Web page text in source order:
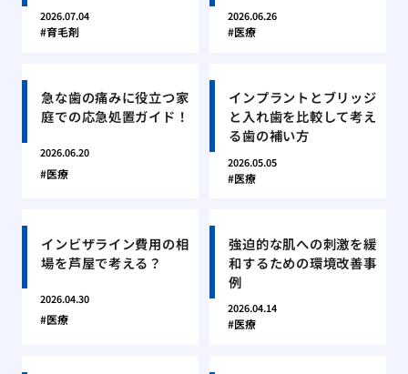
2026.07.04
育毛剤
2026.06.26
医療
急な歯の痛みに役立つ家
庭での応急処置ガイド！
2026.06.20
医療
インプラントとブリッジ
と入れ歯を比較して考え
る歯の補い方
2026.05.05
医療
インビザライン費用の相
場を芦屋で考える？
2026.04.30
医療
強迫的な肌への刺激を緩
和するための環境改善事
例
2026.04.14
医療